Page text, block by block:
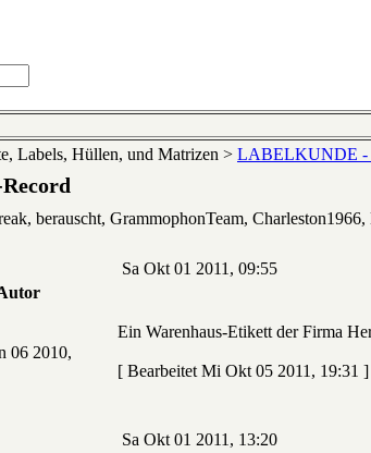
Labels, Hüllen, und Matrizen > LABELKUNDE -
berauscht, GrammophonTeam,
Sa Okt 01 2011, 09:55
06 2010,
Ein Warenhaus-Etikett der Firma
[ Bearbeitet Mi Okt 05 2011, 19:31 ]
Sa Okt 01 2011, 13:20